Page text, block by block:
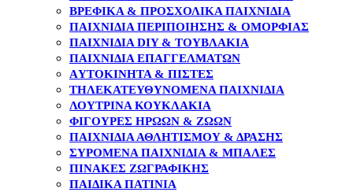
ΒΡΕΦΙΚΆ & ΠΡΟΣΧΟΛΙΚΆ ΠΑΙΧΝΊΔΙΑ
ΠΑΙΧΝΊΔΙΑ ΠΕΡΙΠΟΊΗΣΗΣ & ΟΜΟΡΦΙΆΣ
ΠΑΙΧΝΊΔΙΑ DIY & ΤΟΥΒΛΆΚΙΑ
ΠΑΙΧΝΊΔΙΑ ΕΠΑΓΓΕΛΜΆΤΩΝ
AΥΤΟΚΊΝΗΤΑ & ΠΊΣΤΕΣ
ΤΗΛΕΚΑΤΕΥΘΥΝΌΜΕΝΑ ΠΑΙΧΝΊΔΙΑ
ΛΟΎΤΡΙΝΑ ΚΟΥΚΛΆΚΙΑ
ΦΙΓΟΎΡΕΣ ΗΡΏΩΝ & ΖΏΩΝ
ΠΑΙΧΝΊΔΙΑ ΑΘΛΗΤΙΣΜΟΎ & ΔΡΆΣΗΣ
ΣΥΡΌΜΕΝΑ ΠΑΙΧΝΊΔΙΑ & ΜΠΆΛΕΣ
ΠΊΝΑΚΕΣ ΖΩΓΡΑΦΙΚΉΣ
ΠΑΙΔΙΚΆ ΠΑΤΊΝΙΑ